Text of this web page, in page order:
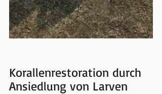
Korallenrestoration durch
Ansiedlung von Larven